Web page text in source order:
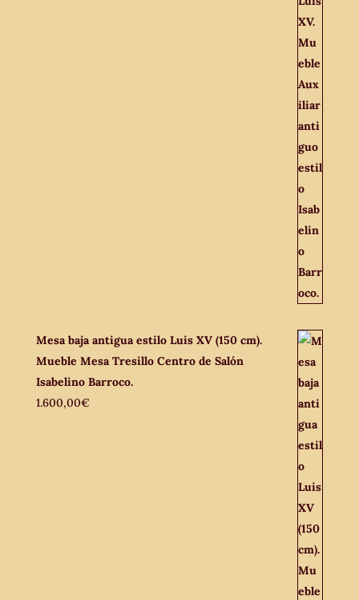
Mesa baja antigua estilo Luis XV (150 cm).
Mueble Mesa Tresillo Centro de Salón
Isabelino Barroco.
1.600,00€